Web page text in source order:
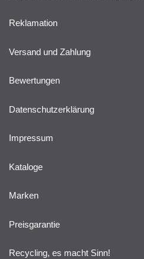
Reklamation
Versand und Zahlung
Bewertungen
Datenschutzerklärung
Impressum
Kataloge
Marken
Preisgarantie
Recycling, es macht Sinn!